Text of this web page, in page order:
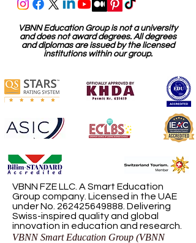
VBNN Education Group is not a university
and does not award degrees. All degrees
and diplomas are issued by the licensed
institutions within our group.
VBNN FZE LLC. A Smart Education
Group company. Licensed in the UAE
under No. 262425649888 . Delivering
Swiss-inspired quality and global
innovation in education and research.
VBNN Smart Education Group (VBNN